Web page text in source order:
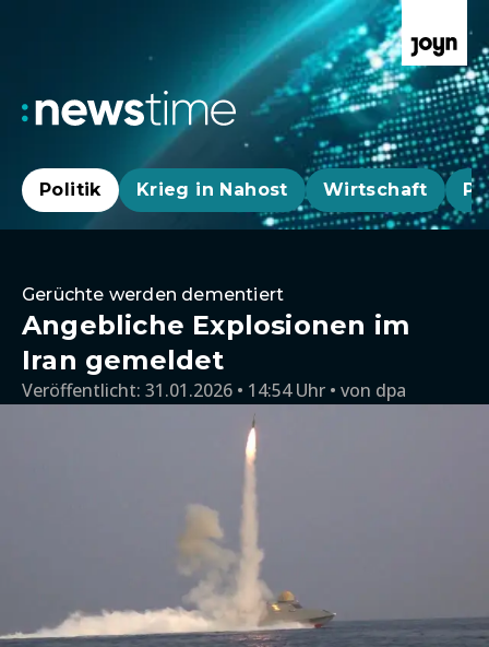
Politik Krieg in Nahost Wirtschaft
Gerüchte werden dementiert
Angebliche Explosionen im
Iran gemeldet
Veröffentlicht: 31.01.2026 • 14:54 Uhr von dpa